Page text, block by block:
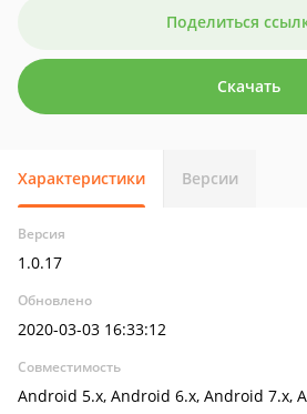
Поделиться
Скачать
Характеристики Версии
Версия
1.0.17
Обновлено
2020-03-03 16:33:12
Совместимость
Android 5.x, Android 6.x, Android 7.x,